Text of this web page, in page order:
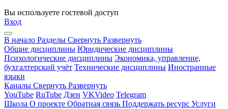
Вы используете гостевой доступ
Вход
В начало Разделы Свернуть Развернуть
Общие дисциплины Юридические дисциплины
Психологические дисциплины Экономика, управление,
бухгалтерский учёт Технические дисциплины Иностранные
языки
Каналы Свернуть Развернуть
YouTube RuTube Дзен VKVideo Telegram
Школа О проекте Обратная связь Поддержать ресурс Услуги